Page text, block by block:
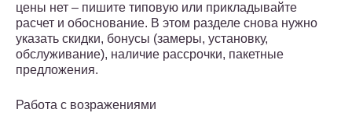
цены нет – пишите типовую или прикладывайте
расчет и обоснование. В этом разделе снова нужно
указать скидки, бонусы (замеры, установку,
обслуживание), наличие рассрочки, пакетные
предложения.
Работа с возражениями